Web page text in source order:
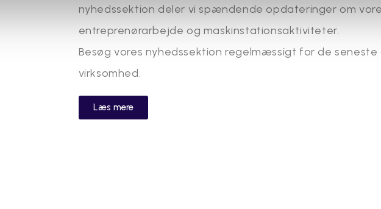
nyhedssektion deler vi spændende opdateringer om
entreprenørarbejde og maskinstationsaktiviteter.
Besøg vores nyhedssektion regelmæssigt for de
virksomhed.
Læs mere